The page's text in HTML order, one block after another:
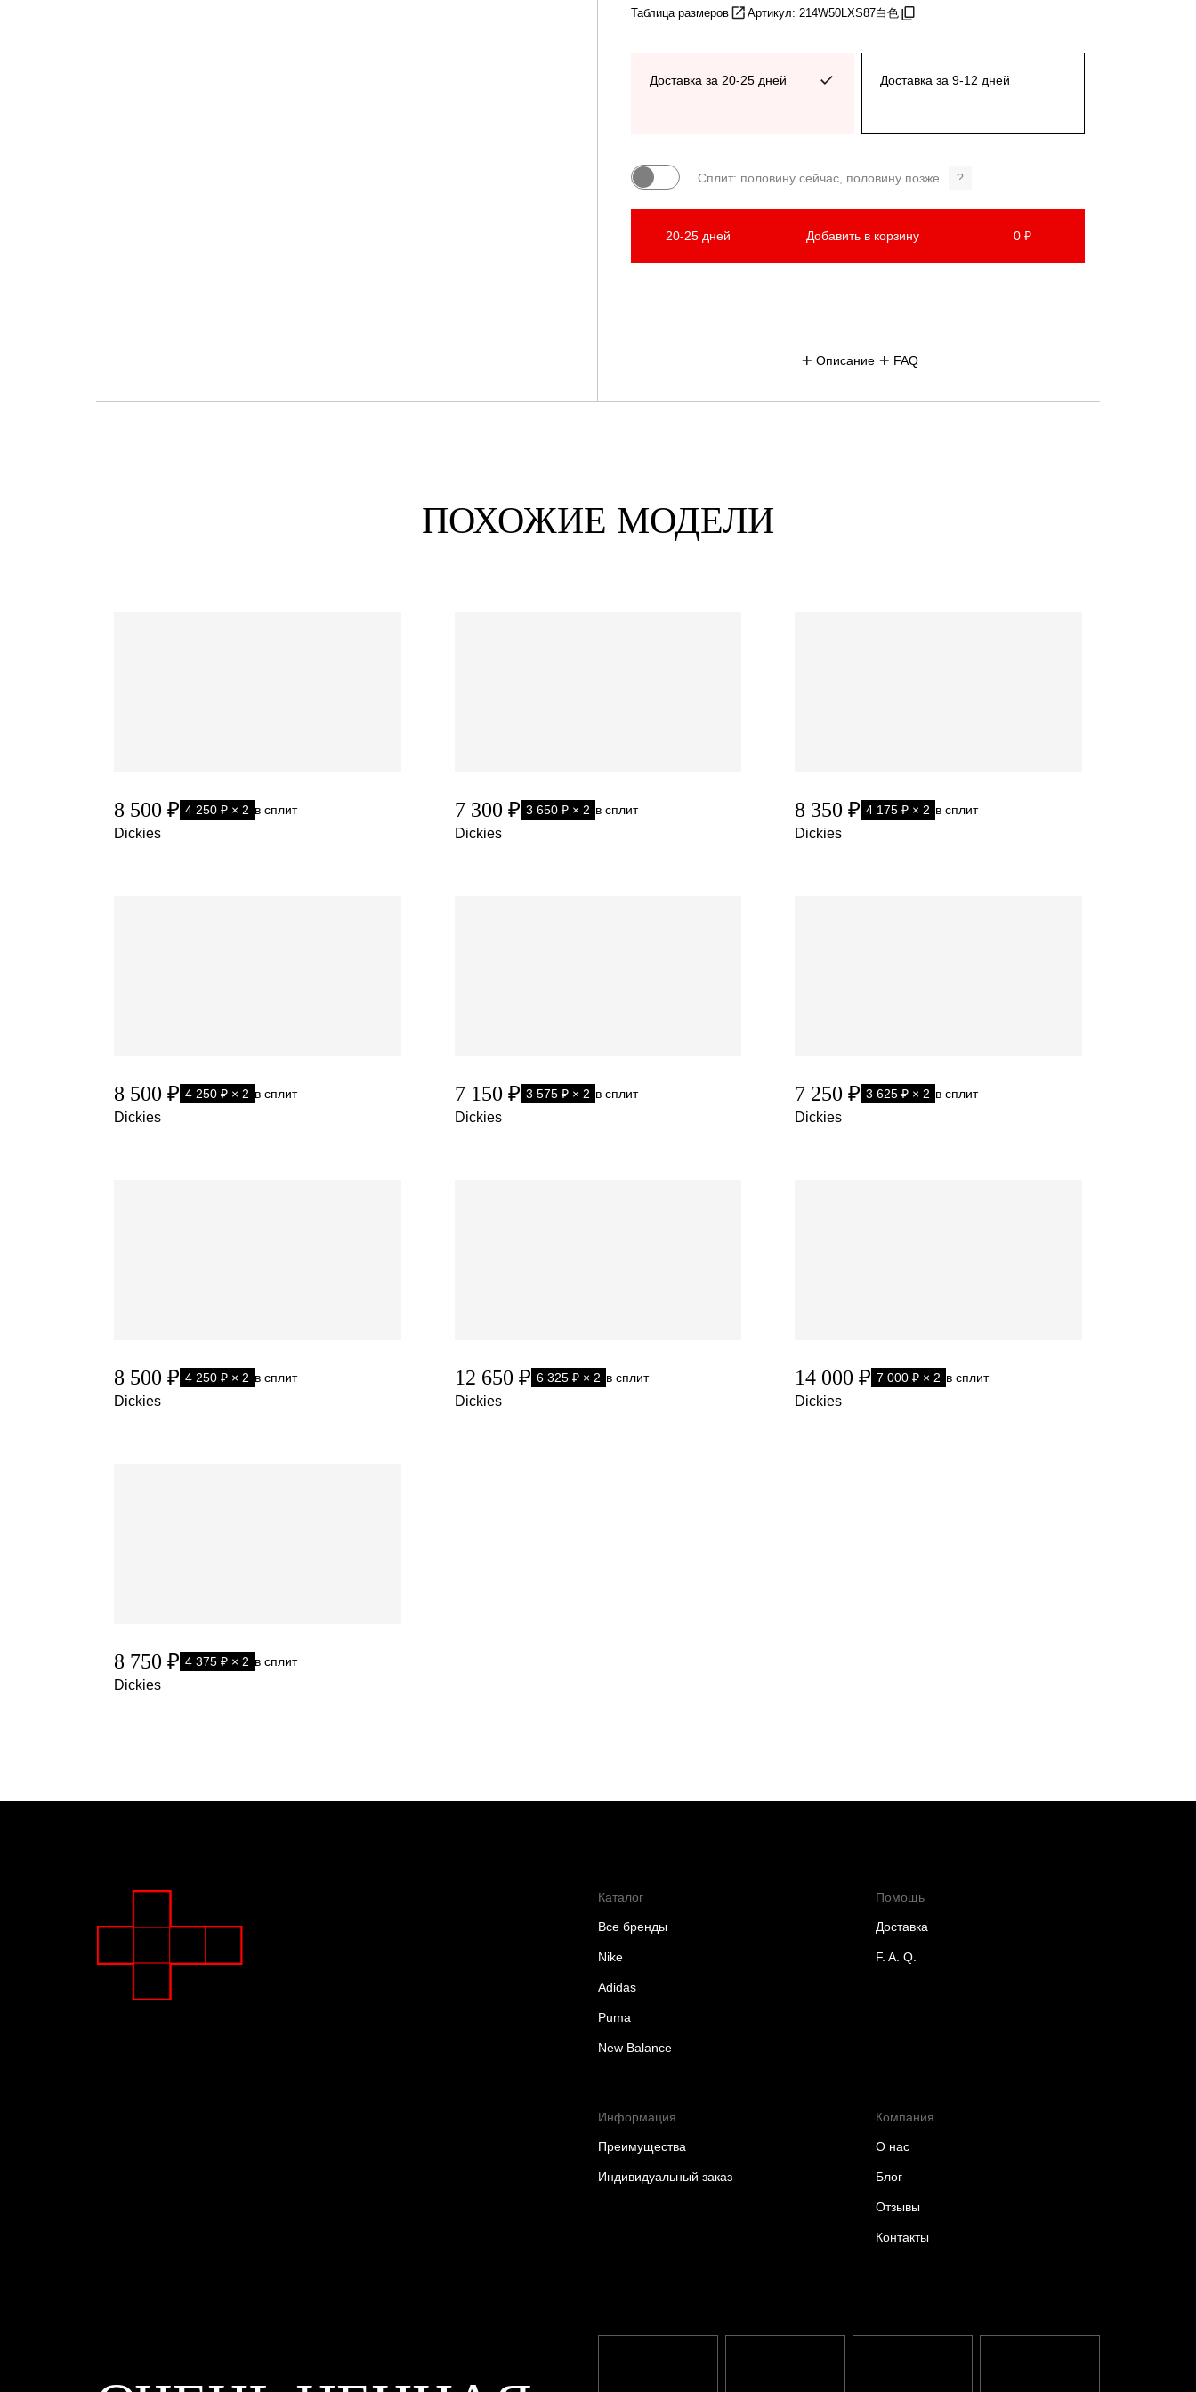
Таблица размеров Артикул: 214W50LXS87白色
Доставка за 20-25 дней Доставка за 9-12 дней
Сплит: половину сейчас, половину позже ?
20-25 дней Добавить в корзину 0 ₽
Описание FAQ
ПОХОЖИЕ МОДЕЛИ
8 500 ₽ 4 250 ₽ × 2 в сплит
Dickies
7 300 ₽ 3 650 ₽ × 2 в сплит
Dickies
8 350 ₽ 4 175 ₽ × 2 в сплит
Dickies
8 500 ₽ 4 250 ₽ × 2 в сплит
Dickies
7 150 ₽ 3 575 ₽ × 2 в сплит
Dickies
7 250 ₽ 3 625 ₽ × 2 в сплит
Dickies
8 500 ₽ 4 250 ₽ × 2 в сплит
Dickies
12 650 ₽ 6 325 ₽ × 2 в сплит
Dickies
14 000 ₽ 7 000 ₽ × 2 в сплит
Dickies
8 750 ₽ 4 375 ₽ × 2 в сплит
Dickies
Каталог
Все бренды
Nike
Adidas
Puma
New Balance
Помощь
Доставка
F. A. Q.
Информация
Преимущества
Индивидуальный заказ
Компания
О нас
Блог
Отзывы
Контакты